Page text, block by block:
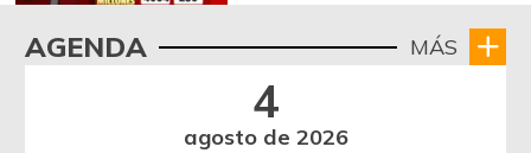
AGENDA MÁS
4
agosto de 2026